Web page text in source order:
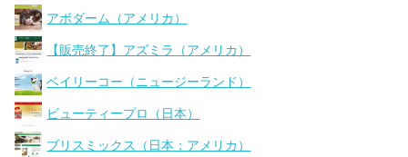
アボダーム（アメリカ）
【販売終了】アズミラ（アメリカ）
ベイリーコー（ニュージーランド）
ビューティープロ（日本）
ブリスミックス（日本：アメリカ）